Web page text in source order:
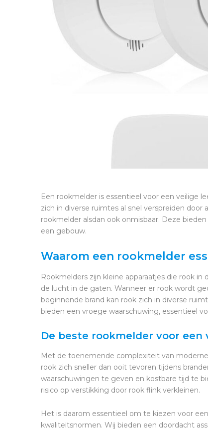
Een rookmelder is essentieel voor een veilige
zich in diverse ruimtes al snel verspreiden
rookmelder alsdan ook onmisbaar. Deze
een gebouw.
Waarom een rookmelder
Rookmelders zijn kleine apparaatjes die rook
de lucht in de gaten. Wanneer er rook wordt
beginnende brand kan rook zich in diverse
bieden een vroege waarschuwing, essentieel
De beste rookmelder voor een
Met de toenemende complexiteit van
rook zich sneller dan ooit tevoren tijdens
waarschuwingen te geven en kostbare tijd te
risico op verstikking door rook flink verkleinen.
Het is daarom essentieel om te kiezen voor
kwaliteitsnormen. Wij bieden een doordacht